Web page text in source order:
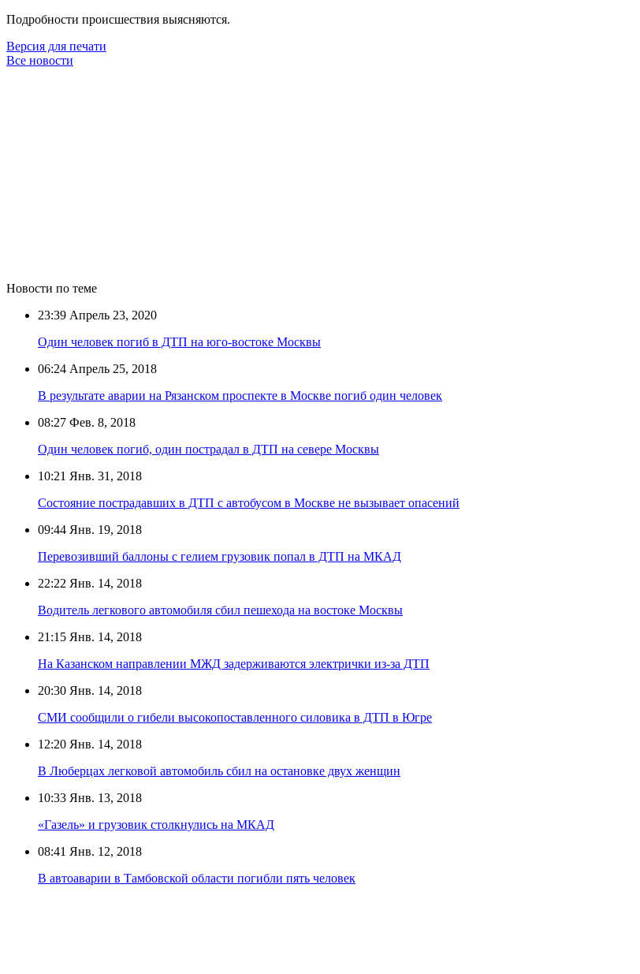
Подробности происшествия выясняются.
Версия для печати
Все новости
Новости по теме
23:39 Апрель 23, 2020
Один человек погиб в ДТП на юго-востоке Москвы
06:24 Апрель 25, 2018
В результате аварии на Рязанском проспекте в Москве погиб один человек
08:27 Фев. 8, 2018
Один человек погиб, один пострадал в ДТП на севере Москвы
10:21 Янв. 31, 2018
Состояние пострадавших в ДТП с автобусом в Москве не вызывает опасений
09:44 Янв. 19, 2018
Перевозивший баллоны с гелием грузовик попал в ДТП на МКАД
22:22 Янв. 14, 2018
Водитель легкового автомобиля сбил пешехода на востоке Москвы
21:15 Янв. 14, 2018
На Казанском направлении МЖД задерживаются электрички из-за ДТП
20:30 Янв. 14, 2018
СМИ сообщили о гибели высокопоставленного силовика в ДТП в Югре
12:20 Янв. 14, 2018
В Люберцах легковой автомобиль сбил на остановке двух женщин
10:33 Янв. 13, 2018
«Газель» и грузовик столкнулись на МКАД
08:41 Янв. 12, 2018
В автоаварии в Тамбовской области погибли пять человек